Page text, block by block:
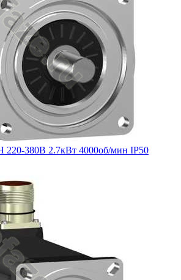
220-380В 2.7кВт 4000об/мин IP50